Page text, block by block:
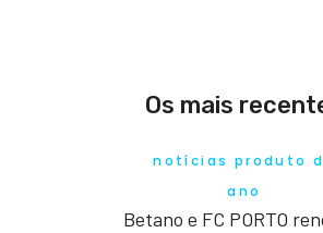
Os mais
notícias produto
ano
Betano e FC PORTO